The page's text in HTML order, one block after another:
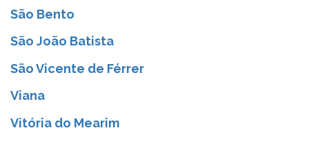
São Bento
São João Batista
São Vicente de Férrer
Viana
Vitória do Mearim